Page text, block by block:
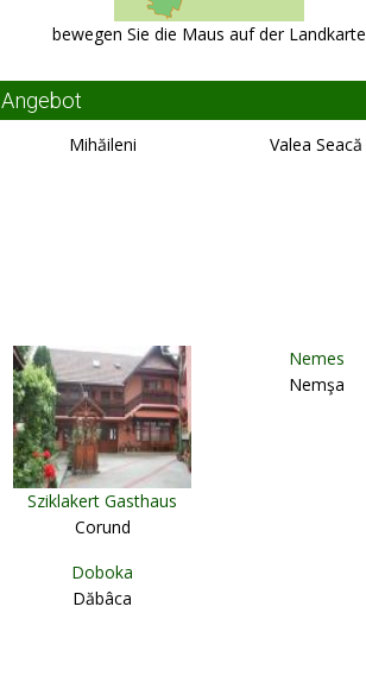
bewegen Sie die Maus auf der Landkarte
Angebot
Mihăileni Valea Seacă
Sziklakert Gasthaus
Corund
Nemes
Nemşa
Doboka
Dăbâca